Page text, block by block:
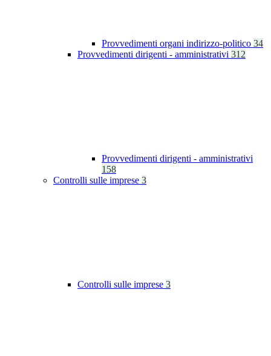
Provvedimenti organi indirizzo-politico 34
Provvedimenti dirigenti - amministrativi 312
Provvedimenti dirigenti - amministrativi
158
Controlli sulle imprese 3
Controlli sulle imprese 3